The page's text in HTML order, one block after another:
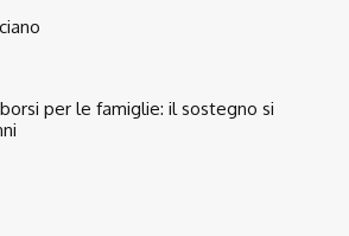
per le famiglie: il sostegno si